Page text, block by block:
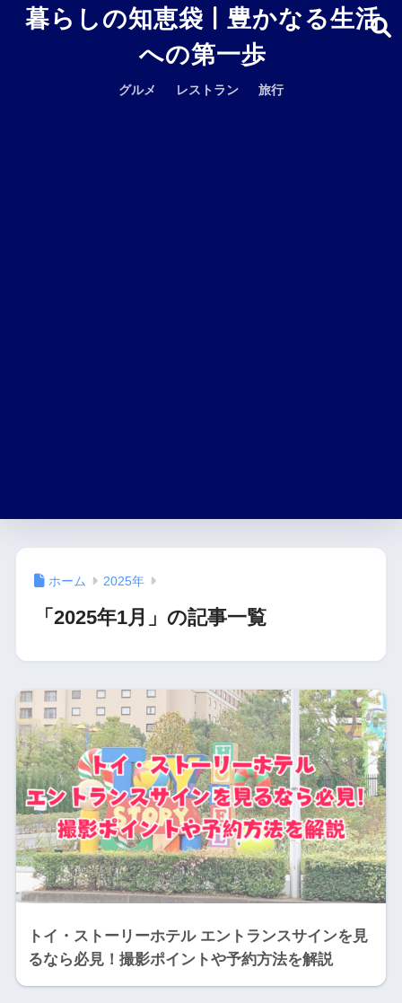
暮らしの知恵袋 | 豊かなる生活
への第一歩
グルメ レストラン 旅行
ホーム 2025年
「2025年1月」の記事一覧
トイ・ストーリーホテル エントランスサインを見
るなら必見！撮影ポイントや予約方法を解説